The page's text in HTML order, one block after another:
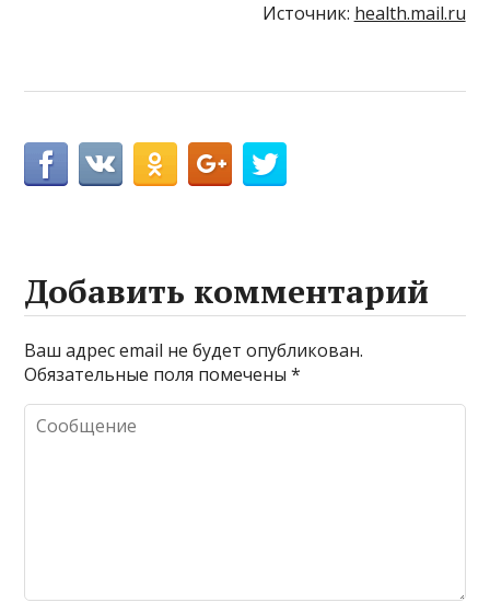
Источник: health.mail.ru
Добавить комментарий
Ваш адрес email не будет опубликован.
Обязательные поля помечены*